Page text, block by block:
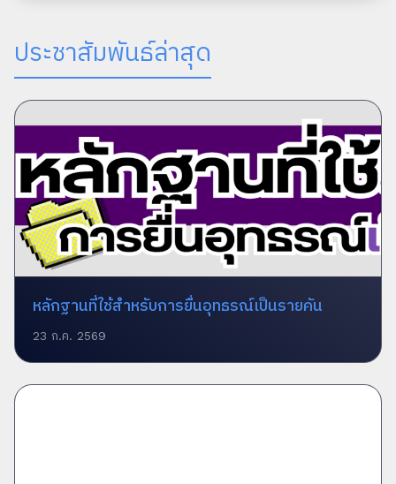
ประชาสัมพันธ์ล่าสุด
หลักฐานที่ใช้สำหรับการยื่นอุทธรณ์เป็นรายคัน
23 ก.ค. 2569